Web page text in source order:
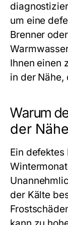
um eine
Brenner
Ihnen einen
in der Nähe,
Warum
der Nähe
Ein
der Kälte